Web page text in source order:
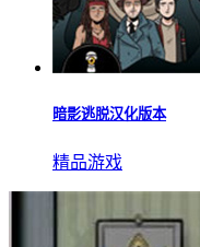
纸嫁衣6千秋魇无限提
恐怖解谜